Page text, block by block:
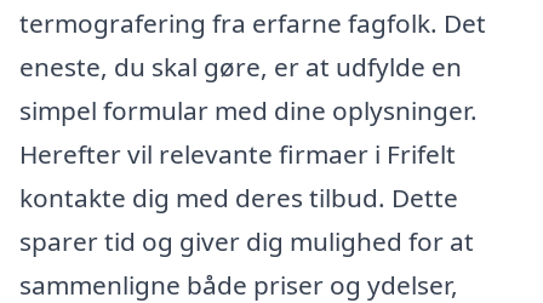
termografering fra erfarne fagfolk. Det
eneste, du skal gøre, er at udfylde en
simpel formular med dine oplysninger.
Herefter vil relevante firmaer i Frifelt
kontakte dig med deres tilbud. Dette
sparer tid og giver dig mulighed for at
sammenligne både priser og ydelser,